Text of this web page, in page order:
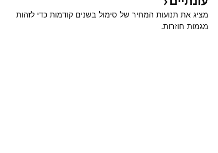
מציג את תנועות המחיר של סימול בשנים קודמות כדי לזהות
מגמות חוזרות.